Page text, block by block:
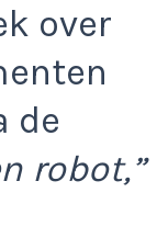
over
de
robot,”